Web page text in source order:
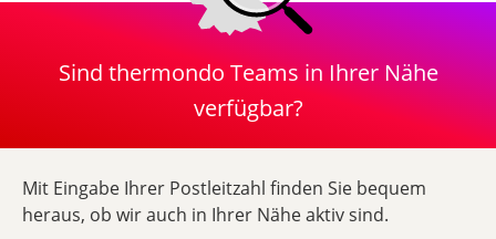
Sind thermondo Teams in Ihrer Nähe
verfügbar?
Mit Eingabe Ihrer Postleitzahl finden Sie bequem
heraus, ob wir auch in Ihrer Nähe aktiv sind.